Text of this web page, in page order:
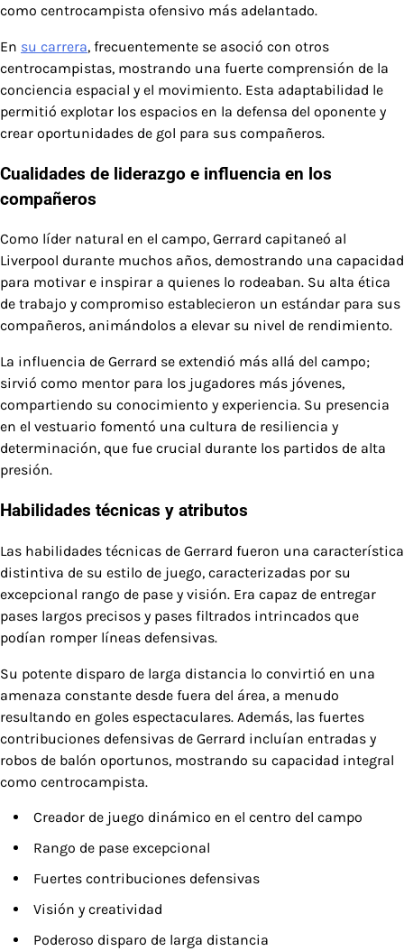
como centrocampista ofensivo más adelantado.
En su carrera, frecuentemente se asoció con otros
centrocampistas, mostrando una fuerte comprensión de la
conciencia espacial y el movimiento. Esta adaptabilidad le
permitió explotar los espacios en la defensa del oponente y
crear oportunidades de gol para sus compañeros.
Cualidades de liderazgo e influencia en los
compañeros
Como líder natural en el campo, Gerrard capitaneó al
Liverpool durante muchos años, demostrando una capacidad
para motivar e inspirar a quienes lo rodeaban. Su alta ética
de trabajo y compromiso establecieron un estándar para sus
compañeros, animándolos a elevar su nivel de rendimiento.
La influencia de Gerrard se extendió más allá del campo;
sirvió como mentor para los jugadores más jóvenes,
compartiendo su conocimiento y experiencia. Su presencia
en el vestuario fomentó una cultura de resiliencia y
determinación, que fue crucial durante los partidos de alta
presión.
Habilidades técnicas y atributos
Las habilidades técnicas de Gerrard fueron una característica
distintiva de su estilo de juego, caracterizadas por su
excepcional rango de pase y visión. Era capaz de entregar
pases largos precisos y pases filtrados intrincados que
podían romper líneas defensivas.
Su potente disparo de larga distancia lo convirtió en una
amenaza constante desde fuera del área, a menudo
resultando en goles espectaculares. Además, las fuertes
contribuciones defensivas de Gerrard incluían entradas y
robos de balón oportunos, mostrando su capacidad integral
como centrocampista.
Creador de juego dinámico en el centro del campo
Rango de pase excepcional
Fuertes contribuciones defensivas
Visión y creatividad
Poderoso disparo de larga distancia